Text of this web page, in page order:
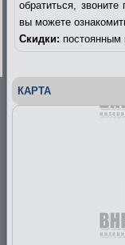
обратиться,
вы можете
Скидки: постоянным
КАРТА